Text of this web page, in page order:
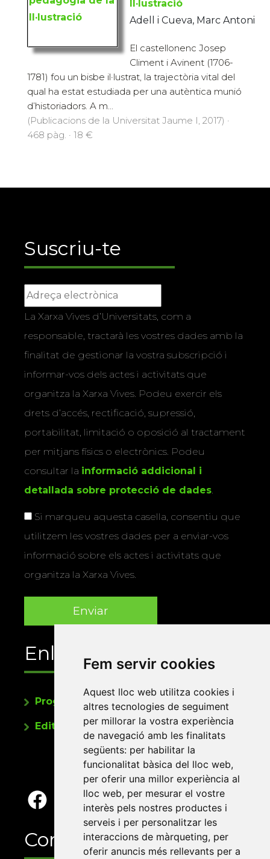
Fem servir cookies
Aquest lloc web utilitza cookies i
altres tecnologies de seguiment
per millorar la vostra experiència
de navegació amb les finalitats
següents: per habilitar la
funcionalitat bàsica del lloc web,
per oferir una millor experiència al
lloc web, per mesurar el vostre
interès pels nostres productes i
serveis i per personalitzar les
interaccions de màrqueting, per
oferir anuncis més rellevants per a
Il·lustració
Adell i Cueva, Marc Antoni
El castellonenc Josep
Climent i Avinent (1706-
1781) fou un bisbe il·lustrat, la trajectòria vital del
qual ha estat estudiada per una autèntica munió
d’historiadors. A m...
(Publicacions de la Universitat Jaume I, 2017) ·
468 pàg. · 18 €
Suscriu-te
La Xarxa Vives d’Universitats, com a
responsable, tractarà les vostres dades amb la
finalitat de gestionar la vostra subscripció i
informar-vos dels actes i activitats que
organitza la Xarxa Vives. Podeu exercir els
drets d’accés, rectificació, supressió,
portabilitat, limitació o oposició al tractament
per mitjans físics o electrònics. Podeu
consultar la informació addicional i
detallada sobre protecció de dades
Si marqueu aquesta casella, consentiu que
utilitzem les vostres dades per a enviar-vos
informació sobre els actes i activitats que
organitza la Xarxa Vives.
Enllaços
Programa de publicacions
Editorials universitàries a Twitter
Contacte